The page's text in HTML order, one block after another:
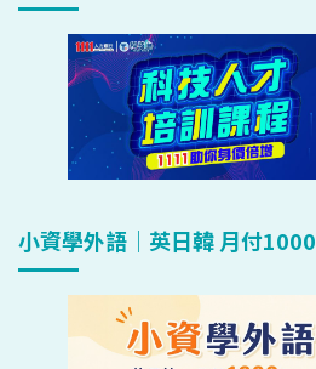
小資學外語｜英日韓 月付